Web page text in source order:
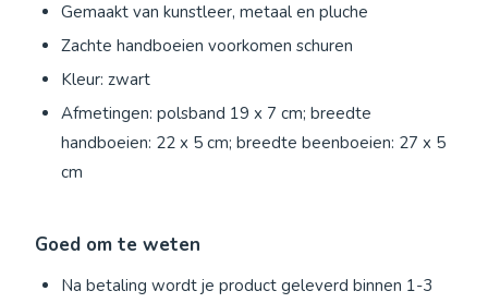
Gemaakt van kunstleer, metaal en pluche
Zachte handboeien voorkomen schuren
Kleur: zwart
Afmetingen: polsband 19 x 7 cm; breedte
handboeien: 22 x 5 cm; breedte beenboeien: 27 x 5
cm
Goed om te weten
Na betaling wordt je product geleverd binnen 1-3